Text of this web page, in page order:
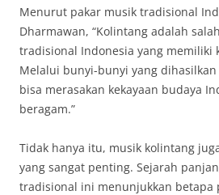
Menurut pakar musik tradisional
Dharmawan, “Kolintang adalah
tradisional Indonesia yang memiliki
Melalui bunyi-bunyi yang
bisa merasakan kekayaan budaya
beragam.”
Tidak hanya itu, musik kolintang
yang sangat penting. Sejarah
tradisional ini menunjukkan betapa